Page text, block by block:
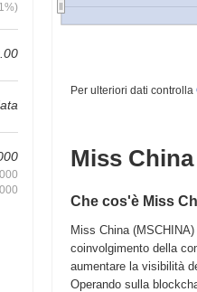
Per ulteriori dati controlla
Miss
Che cos'è Miss
Miss China
coinvolgimento della
aumentare la visibilità
Operando sulla